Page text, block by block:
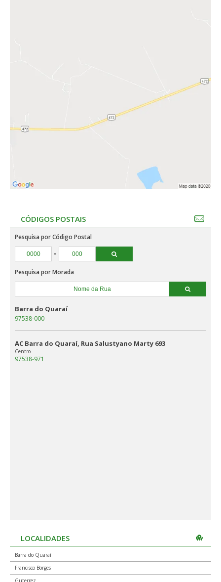
CÓDIGOS POSTAIS
Pesquisa por Código Postal
-
Pesquisa por Morada
Barra do Quaraí
97538-000
AC Barra do Quaraí, Rua Salustyano Marty 693
Centro
97538-971
LOCALIDADES
Barra do Quaraí
Francisco Borges
Guterrez